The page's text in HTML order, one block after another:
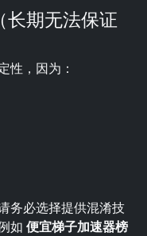
长期无法保证
性，因为：
务必选择提供混淆技
如 便宜梯子加速器榜